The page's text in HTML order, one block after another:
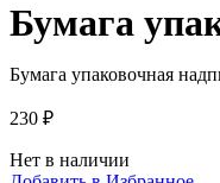
Бумага
Бумага упаковочная
230 ₽
Нет в наличии